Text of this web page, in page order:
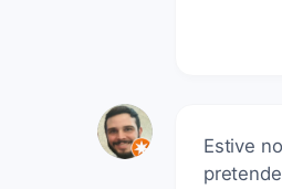
Estive